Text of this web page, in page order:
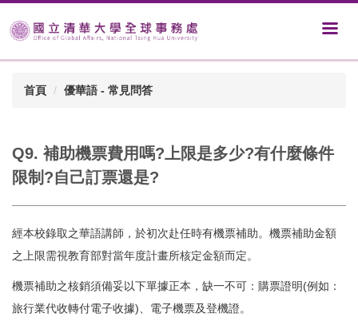
首頁 優華語 - 常見問答
Q9. 補助機票費用嗎?上限是多少?有什麼條件
限制?自己訂票還是?
經本校錄取之華語講師，於初次赴任時有機票補助。機票補助金額
之上限需視教育部對當年度計畫所核定金額而定。
機票補助之核銷須備妥以下單據正本，缺一不可：購票證明(例如：
旅行業代收轉付電子收據)、電子機票及登機證。